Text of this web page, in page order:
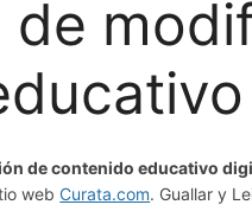
de
de contenido educativo
webCurata.com. Guallar y